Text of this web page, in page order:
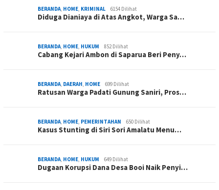
BERANDA HOME KRIMINAL 6154 Dilihat
Diduga Dianiaya di Atas Angkot, Warga Sa…
BERANDA HOME HUKUM 852 Dilihat
Cabang Kejari Ambon di Saparua Beri Peny…
BERANDA DAERAH HOME 699 Dilihat
Ratusan Warga Padati Gunung Saniri, Pros…
BERANDA HOME PEMERINTAHAN 650 Dilihat
Kasus Stunting di Siri Sori Amalatu Menu…
BERANDA HOME HUKUM 649 Dilihat
Dugaan Korupsi Dana Desa Booi Naik Penyi…